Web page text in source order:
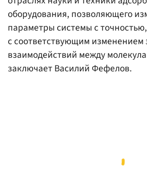
оборудования, позволяющего
параметры системы с
с соответствующим изменением
взаимодействий между
заключает Василий Фефелов.